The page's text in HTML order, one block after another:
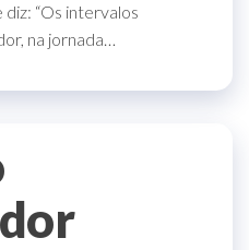
“Os intervalos
na jornada…